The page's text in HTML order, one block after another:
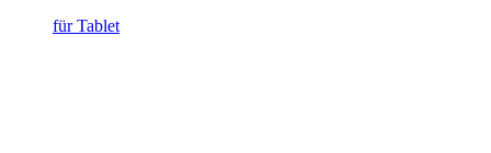
für Tablet